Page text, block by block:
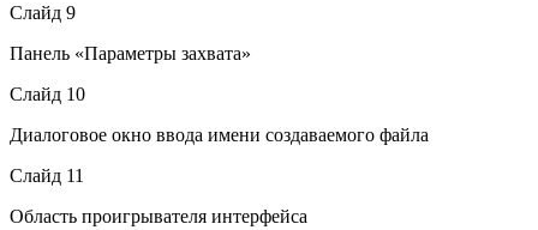
Слайд 9
Панель «Параметры захвата»
Слайд 10
Диалоговое окно ввода имени создаваемого файла
Слайд 11
Область проигрывателя интерфейса